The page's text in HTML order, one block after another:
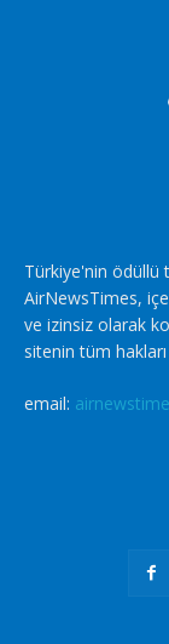
Türkiye'nin ödüllü
AirNewsTimes,
ve izinsiz olarak
sitenin tüm hakları
email: